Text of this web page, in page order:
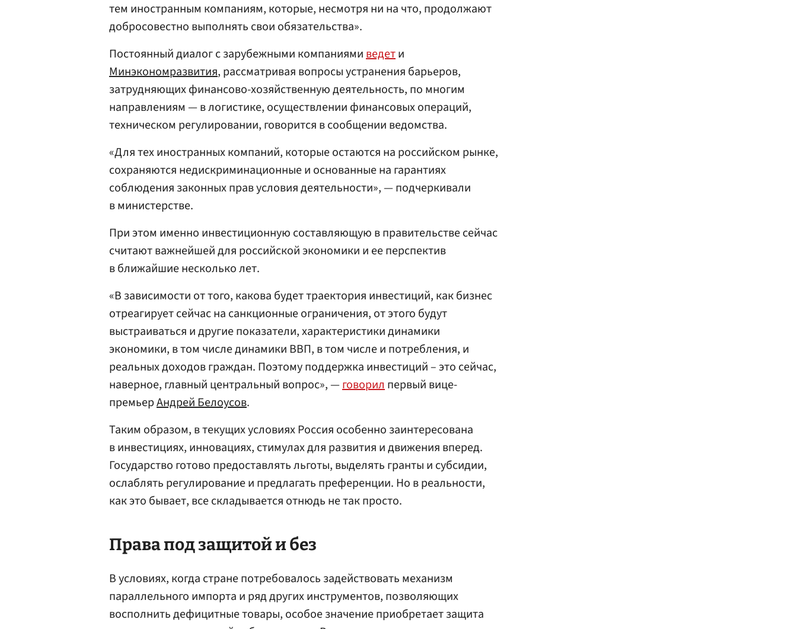
тем иностранным компаниям, которые, несмотря ни на что, продолжают
добросовестно выполнять свои обязательства».
Постоянный диалог с зарубежными компаниямиведети
Минэкономразвития, рассматривая вопросы устранения барьеров,
затрудняющих финансово-хозяйственную деятельность, по многим
направлениям — в логистике, осуществлении финансовых операций,
техническом регулировании, говорится в сообщении ведомства.
«Для тех иностранных компаний, которые остаются на российском рынке,
сохраняются недискриминационные и основанные на гарантиях
соблюдения законных прав условия деятельности», — подчеркивали
в министерстве.
При этом именно инвестиционную составляющую в правительстве сейчас
считают важнейшей для российской экономики и ее перспектив
в ближайшие несколько лет.
«В зависимости от того, какова будет траектория инвестиций, как бизнес
отреагирует сейчас на санкционные ограничения, от этого будут
выстраиваться и другие показатели, характеристики динамики
экономики, в том числе динамики ВВП, в том числе и потребления, и
реальных доходов граждан. Поэтому поддержка инвестиций – это сейчас,
наверное, главный центральный вопрос», —говорилпервый вице-
премьерАндрей Белоусов.
Таким образом, в текущих условиях Россия особенно заинтересована
в инвестициях, инновациях, стимулах для развития и движения вперед.
Государство готово предоставлять льготы, выделять гранты и субсидии,
ослаблять регулирование и предлагать преференции. Но в реальности,
как это бывает, все складывается отнюдь не так просто.
Права под защитой и без
В условиях, когда стране потребовалось задействовать механизм
параллельного импорта и ряд других инструментов, позволяющих
восполнить дефицитные товары, особое значение приобретает защита